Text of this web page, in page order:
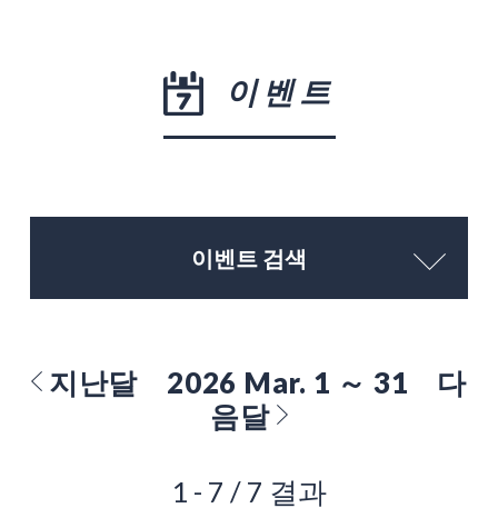
이벤트
이벤트 검색
지난달 2026 Mar. 1 ～ 31
다
음달
1 - 7 / 7 결과